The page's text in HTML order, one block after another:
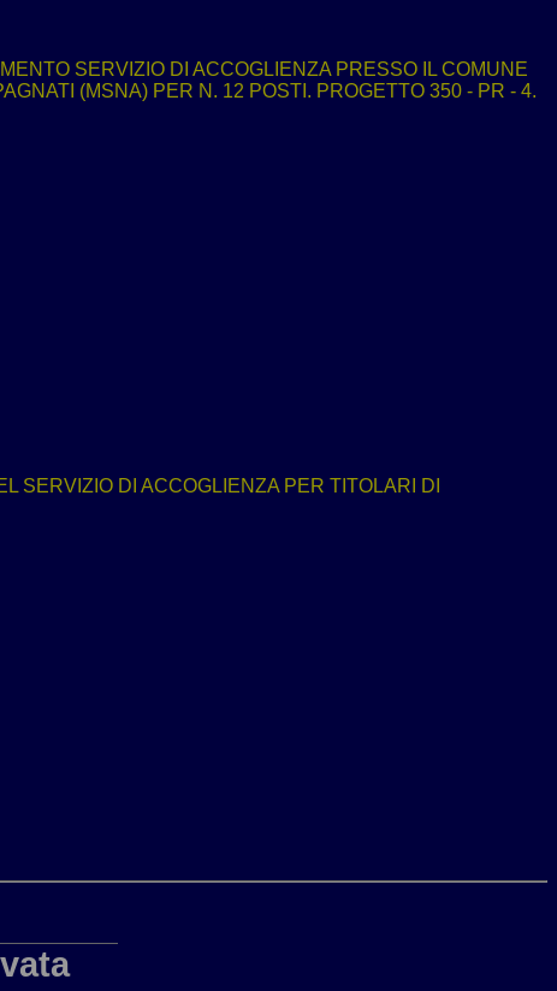
SERVIZIO DI ACCOGLIENZA PRESSO IL COMUNE
(MSNA) PER N. 12 POSTI. PROGETTO 350 - PR - 4.
SERVIZIO DI ACCOGLIENZA PER TITOLARI DI